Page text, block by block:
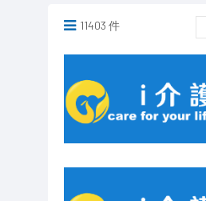
11403 件